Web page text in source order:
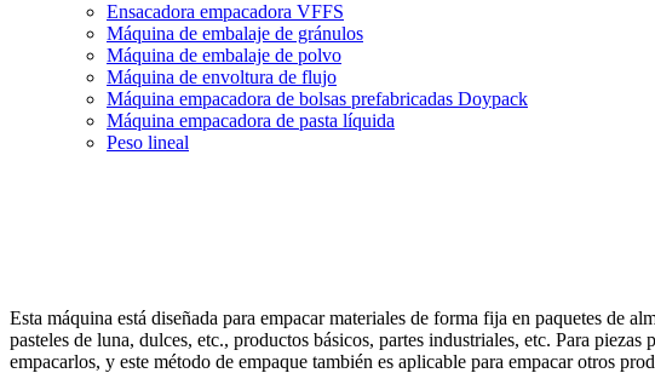
Ensacadora empacadora VFFS
Máquina de embalaje de gránulos
Máquina de embalaje de polvo
Máquina de envoltura de flujo
Máquina empacadora de bolsas prefabricadas Doypack
Máquina empacadora de pasta líquida
Peso lineal
Esta máquina está diseñada para empacar materiales de forma fija en paquetes de
pasteles de luna, dulces, etc., productos básicos, partes industriales, etc. Para
empacarlos, y este método de empaque también es aplicable para empacar otros